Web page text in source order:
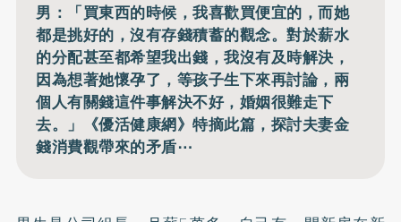
男：「買東西的時候，我喜歡買便宜的，而她
都是挑好的，沒有存錢積蓄的觀念。對於薪水
的分配甚至都希望我出錢，我沒有及時解決，
因為想著她懷孕了，等孩子生下來再討論，兩
個人有關錢這件事解決不好，婚姻很難走下
去。」《優活健康網》特摘此篇，探討夫妻金
錢消費觀帶來的矛盾⋯